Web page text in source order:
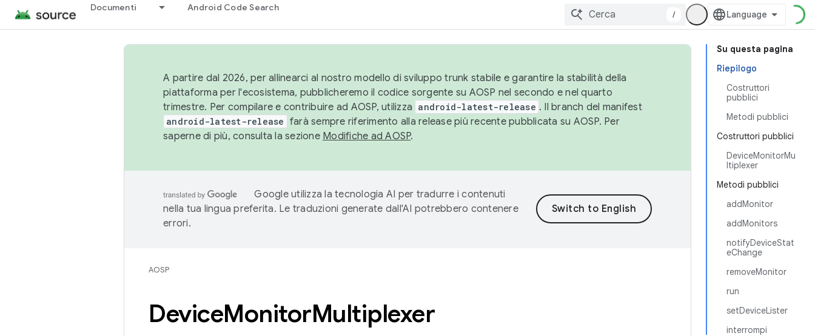
Documenti Android Code Search
/
Su questa pagina
Riepilogo
Costruttori
pubblici
Metodi pubblici
Costruttori pubblici
DeviceMonitorMu
ltiplexer
Metodi pubblici
addMonitor
addMonitors
notifyDeviceStat
eChange
removeMonitor
run
setDeviceLister
interrompi
A partire dal 2026, per allinearci al nostro modello di sviluppo trunk stabile e garantire la stabilità della
piattaforma per l'ecosistema, pubblicheremo il codice sorgente su AOSP nel secondo e nel quarto
trimestre. Per compilare e contribuire ad AOSP, utilizza android-latest-release . Il branch del manifest
android-latest-release farà sempre riferimento alla release più recente pubblicata su AOSP. Per
saperne di più, consulta la sezione Modifiche ad AOSP.
Google utilizza la tecnologia AI per tradurre i contenuti
nella tua lingua preferita. Le traduzioni generate dall'AI potrebbero contenere
errori.
AOSP
DeviceMonitorMultiplexer